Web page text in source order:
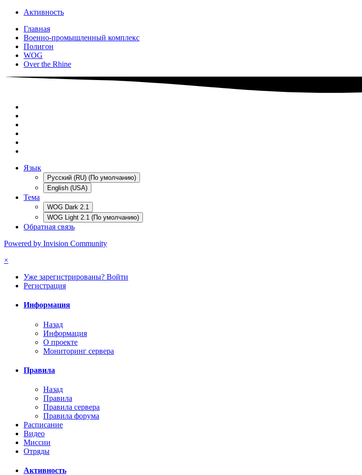
Активность
Главная
Военно-промышленный комплекс
Полигон
WOG
Over the Rhine
Язык
Русский (RU) (По умолчанию)
English (USA)
Тема
WOG Dark 2.1
WOG Light 2.1 (По умолчанию)
Обратная связь
Powered by Invision Community
×
Уже зарегистрированы? Войти
Регистрация
Информация
Назад
Информация
О проекте
Мониторинг сервера
Правила
Назад
Правила
Правила сервера
Правила форума
Расписание
Видео
Миссии
Отряды
Активность